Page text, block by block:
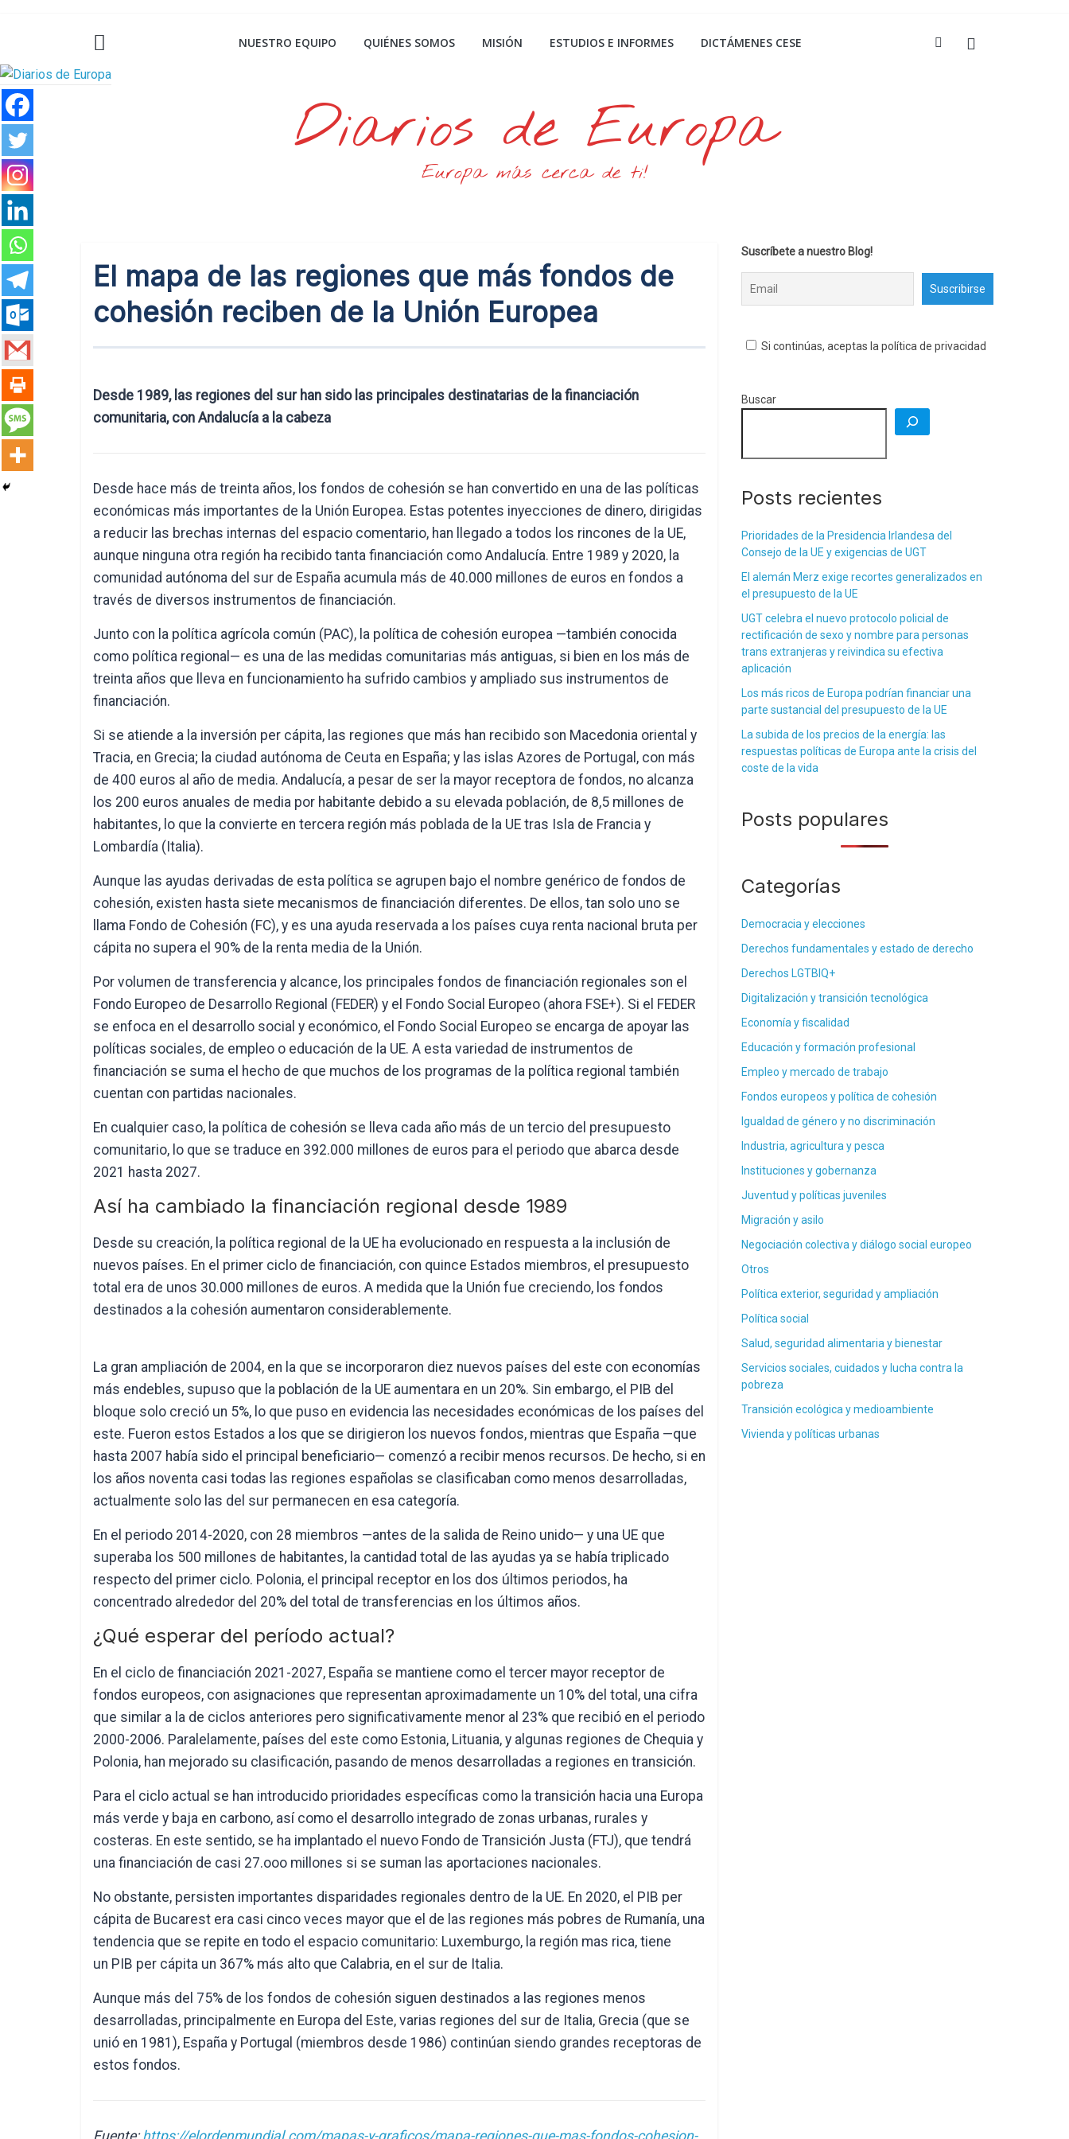
NUESTRO EQUIPO QUIÉNES SOMOS MISIÓN ESTUDIOS E INFORMES DICTÁMENES CESE
Diarios de Europa
Europa más cerca de ti!
El mapa de las regiones que más fondos de
cohesión reciben de la Unión Europea
Desde 1989, las regiones del sur han sido las principales destinatarias de la financiación
comunitaria, con Andalucía a la cabeza
Desde hace más de treinta años, los fondos de cohesión se han convertido en una de las políticas
económicas más importantes de la Unión Europea. Estas potentes inyecciones de dinero, dirigidas
a reducir las brechas internas del espacio comentario, han llegado a todos los rincones de la UE,
aunque ninguna otra región ha recibido tanta financiación como Andalucía. Entre 1989 y 2020, la
comunidad autónoma del sur de España acumula más de 40.000 millones de euros en fondos a
través de diversos instrumentos de financiación.
Junto con la política agrícola común (PAC), la política de cohesión europea —también conocida
como política regional— es una de las medidas comunitarias más antiguas, si bien en los más de
treinta años que lleva en funcionamiento ha sufrido cambios y ampliado sus instrumentos de
financiación.
Si se atiende a la inversión per cápita, las regiones que más han recibido son Macedonia oriental y
Tracia, en Grecia; la ciudad autónoma de Ceuta en España; y las islas Azores de Portugal, con más
de 400 euros al año de media. Andalucía, a pesar de ser la mayor receptora de fondos, no alcanza
los 200 euros anuales de media por habitante debido a su elevada población, de 8,5 millones de
habitantes, lo que la convierte en tercera región más poblada de la UE tras Isla de Francia y
Lombardía (Italia).
Aunque las ayudas derivadas de esta política se agrupen bajo el nombre genérico de fondos de
cohesión, existen hasta siete mecanismos de financiación diferentes. De ellos, tan solo uno se
llama Fondo de Cohesión (FC), y es una ayuda reservada a los países cuya renta nacional bruta per
cápita no supera el 90% de la renta media de la Unión.
Por volumen de transferencia y alcance, los principales fondos de financiación regionales son el
Fondo Europeo de Desarrollo Regional (FEDER) y el Fondo Social Europeo (ahora FSE+). Si el FEDER
se enfoca en el desarrollo social y económico, el Fondo Social Europeo se encarga de apoyar las
políticas sociales, de empleo o educación de la UE. A esta variedad de instrumentos de
financiación se suma el hecho de que muchos de los programas de la política regional también
cuentan con partidas nacionales.
En cualquier caso, la política de cohesión se lleva cada año más de un tercio del presupuesto
comunitario, lo que se traduce en 392.000 millones de euros para el periodo que abarca desde
2021 hasta 2027.
Así ha cambiado la financiación regional desde 1989
Desde su creación, la política regional de la UE ha evolucionado en respuesta a la inclusión de
nuevos países. En el primer ciclo de financiación, con quince Estados miembros, el presupuesto
total era de unos 30.000 millones de euros. A medida que la Unión fue creciendo, los fondos
destinados a la cohesión aumentaron considerablemente.
La gran ampliación de 2004, en la que se incorporaron diez nuevos países del este con economías
más endebles, supuso que la población de la UE aumentara en un 20%. Sin embargo, el PIB del
bloque solo creció un 5%, lo que puso en evidencia las necesidades económicas de los países del
este. Fueron estos Estados a los que se dirigieron los nuevos fondos, mientras que España —que
hasta 2007 había sido el principal beneficiario— comenzó a recibir menos recursos. De hecho, si en
los años noventa casi todas las regiones españolas se clasificaban como menos desarrolladas,
actualmente solo las del sur permanecen en esa categoría.
En el periodo 2014-2020, con 28 miembros —antes de la salida de Reino unido— y una UE que
superaba los 500 millones de habitantes, la cantidad total de las ayudas ya se había triplicado
respecto del primer ciclo. Polonia, el principal receptor en los dos últimos periodos, ha
concentrado alrededor del 20% del total de transferencias en los últimos años.
¿Qué esperar del período actual?
En el ciclo de financiación 2021-2027, España se mantiene como el tercer mayor receptor de
fondos europeos, con asignaciones que representan aproximadamente un 10% del total, una cifra
que similar a la de ciclos anteriores pero significativamente menor al 23% que recibió en el periodo
2000-2006. Paralelamente, países del este como Estonia, Lituania, y algunas regiones de Chequia y
Polonia, han mejorado su clasificación, pasando de menos desarrolladas a regiones en transición.
Para el ciclo actual se han introducido prioridades específicas como la transición hacia una Europa
más verde y baja en carbono, así como el desarrollo integrado de zonas urbanas, rurales y
costeras. En este sentido, se ha implantado el nuevo Fondo de Transición Justa (FTJ), que tendrá
una financiación de casi 27.ooo millones si se suman las aportaciones nacionales.
No obstante, persisten importantes disparidades regionales dentro de la UE. En 2020, el PIB per
cápita de Bucarest era casi cinco veces mayor que el de las regiones más pobres de Rumanía, una
tendencia que se repite en todo el espacio comunitario: Luxemburgo, la región mas rica, tiene
un PIB per cápita un 367% más alto que Calabria, en el sur de Italia.
Aunque más del 75% de los fondos de cohesión siguen destinados a las regiones menos
desarrolladas, principalmente en Europa del Este, varias regiones del sur de Italia, Grecia (que se
unió en 1981), España y Portugal (miembros desde 1986) continúan siendo grandes receptoras de
estos fondos.
Fuente:https://elordenmundial.com/mapas-y-graficos/mapa-regiones-que-mas-fondos-cohesion-
Suscríbete a nuestro Blog!
Si continúas, aceptas la política de privacidad
Buscar
Posts recientes
Prioridades de la Presidencia Irlandesa del
Consejo de la UE y exigencias de UGT
El alemán Merz exige recortes generalizados en
el presupuesto de la UE
UGT celebra el nuevo protocolo policial de
rectificación de sexo y nombre para personas
trans extranjeras y reivindica su efectiva
aplicación
Los más ricos de Europa podrían financiar una
parte sustancial del presupuesto de la UE
La subida de los precios de la energía: las
respuestas políticas de Europa ante la crisis del
coste de la vida
Posts populares
Categorías
Democracia y elecciones
Derechos fundamentales y estado de derecho
Derechos LGTBIQ+
Digitalización y transición tecnológica
Economía y fiscalidad
Educación y formación profesional
Empleo y mercado de trabajo
Fondos europeos y política de cohesión
Igualdad de género y no discriminación
Industria, agricultura y pesca
Instituciones y gobernanza
Juventud y políticas juveniles
Migración y asilo
Negociación colectiva y diálogo social europeo
Otros
Política exterior, seguridad y ampliación
Política social
Salud, seguridad alimentaria y bienestar
Servicios sociales, cuidados y lucha contra la
pobreza
Transición ecológica y medioambiente
Vivienda y políticas urbanas